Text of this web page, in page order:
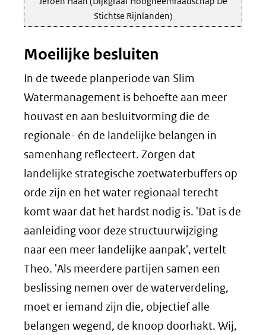
Stichtse Rijnlanden)
Moeilijke besluiten
In de tweede planperiode van Slim
Watermanagement is behoefte aan meer
houvast en aan besluitvorming die de
regionale- én de landelijke belangen in
samenhang reflecteert. Zorgen dat
landelijke strategische zoetwaterbuffers op
orde zijn en het water regionaal terecht
komt waar dat het hardst nodig is. 'Dat is de
aanleiding voor deze structuurwijziging
naar een meer landelijke aanpak', vertelt
Theo. 'Als meerdere partijen samen een
beslissing nemen over de waterverdeling,
moet er iemand zijn die, objectief alle
belangen wegend, de knoop doorhakt. Wij,